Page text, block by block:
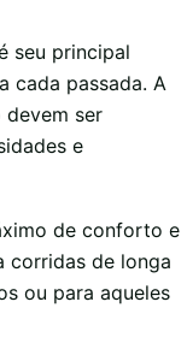
seu principal
cada passada. A
ser
e
de conforto e
corridas de longa
ou para aqueles